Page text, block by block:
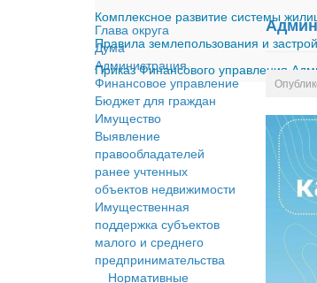
Комплексное развитие системы
Правила землепользования и
Приказ Финансового управления
Глава округа
Дума
Администрация
Финансовое управление
Бюджет для граждан
Имущество
Выявление
правообладателей
ранее учтенных
объектов недвижимости
Имущественная
поддержка субъектов
малого и среднего
предпринимательства
Нормативные